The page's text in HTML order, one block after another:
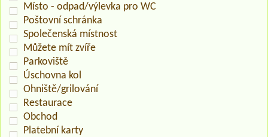
Místo - odpad/výlevka pro WC
Poštovní schránka
Společenská místnost
Můžete mít zvíře
Parkoviště
Úschovna kol
Ohniště/grilování
Restaurace
Obchod
Platební karty